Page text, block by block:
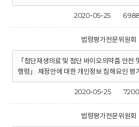
2020-05-25
법령평가전문위원회
「첨단재생의료 및 첨단 바이오의약품 안전
행령」 제정안에 대한 개인정보 침해요인 평
2020-05-25
법령평가전문위원회